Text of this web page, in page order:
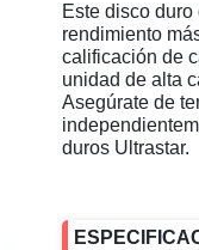
Este disco duro
rendimiento
calificación de
unidad de alta
Asegúrate de
duros Ultrastar.